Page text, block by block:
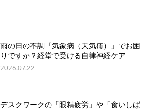
雨の日の不調「気象病（天気痛）」でお困
りですか？経堂で受ける自律神経ケア
2026.07.22
デスクワークの「眼精疲労」や「食いしば